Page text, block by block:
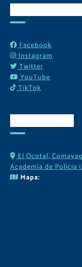
Facebook
Instagram
Twitter
YouTube
TikTok
El Ocotal,
Academia de Policía
Mapa: